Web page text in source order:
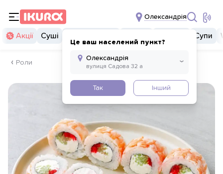
Олександрія
Це ваш населений пункт?
Так Інший
Акції Суші Супи
Роли